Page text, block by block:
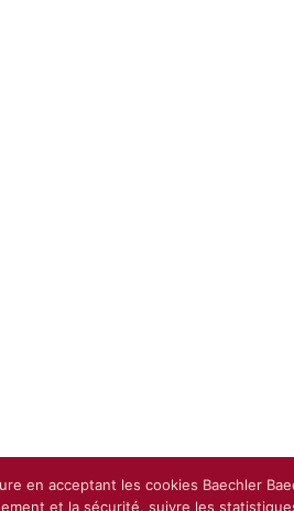
en acceptant les cookies Baechler
et la sécurité, suivre les